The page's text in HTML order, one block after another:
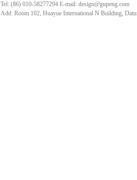
Tel: (86) 010-58277294 E-mail: design@gupeng.com
Add: Room 102, Huayue International N Building,